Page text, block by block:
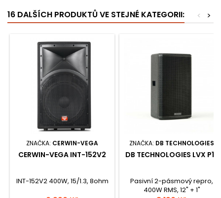
16 DALŠÍCH PRODUKTŮ VE STEJNÉ KATEGORII: >
<
ZNAČKA: CERWIN-VEGA
CERWIN-VEGA INT-152V2
INT-152V2 400W, 15/1.3, 8ohm
ZNAČKA: DB TECHNOLOGIES
DB TECHNOLOGIES LVX P12
Pasivní 2-pásmový repro,
400W RMS, 12" + 1"